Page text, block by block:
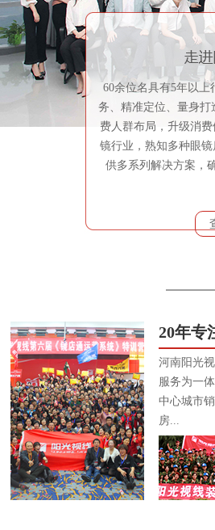
60余位名具有5年以
务、精准定位、量身
费人群布局，升级消
镜行业，熟知多种眼
供多系列解决方案，
20年专
河南阳光
服务为一
中心城市
房...